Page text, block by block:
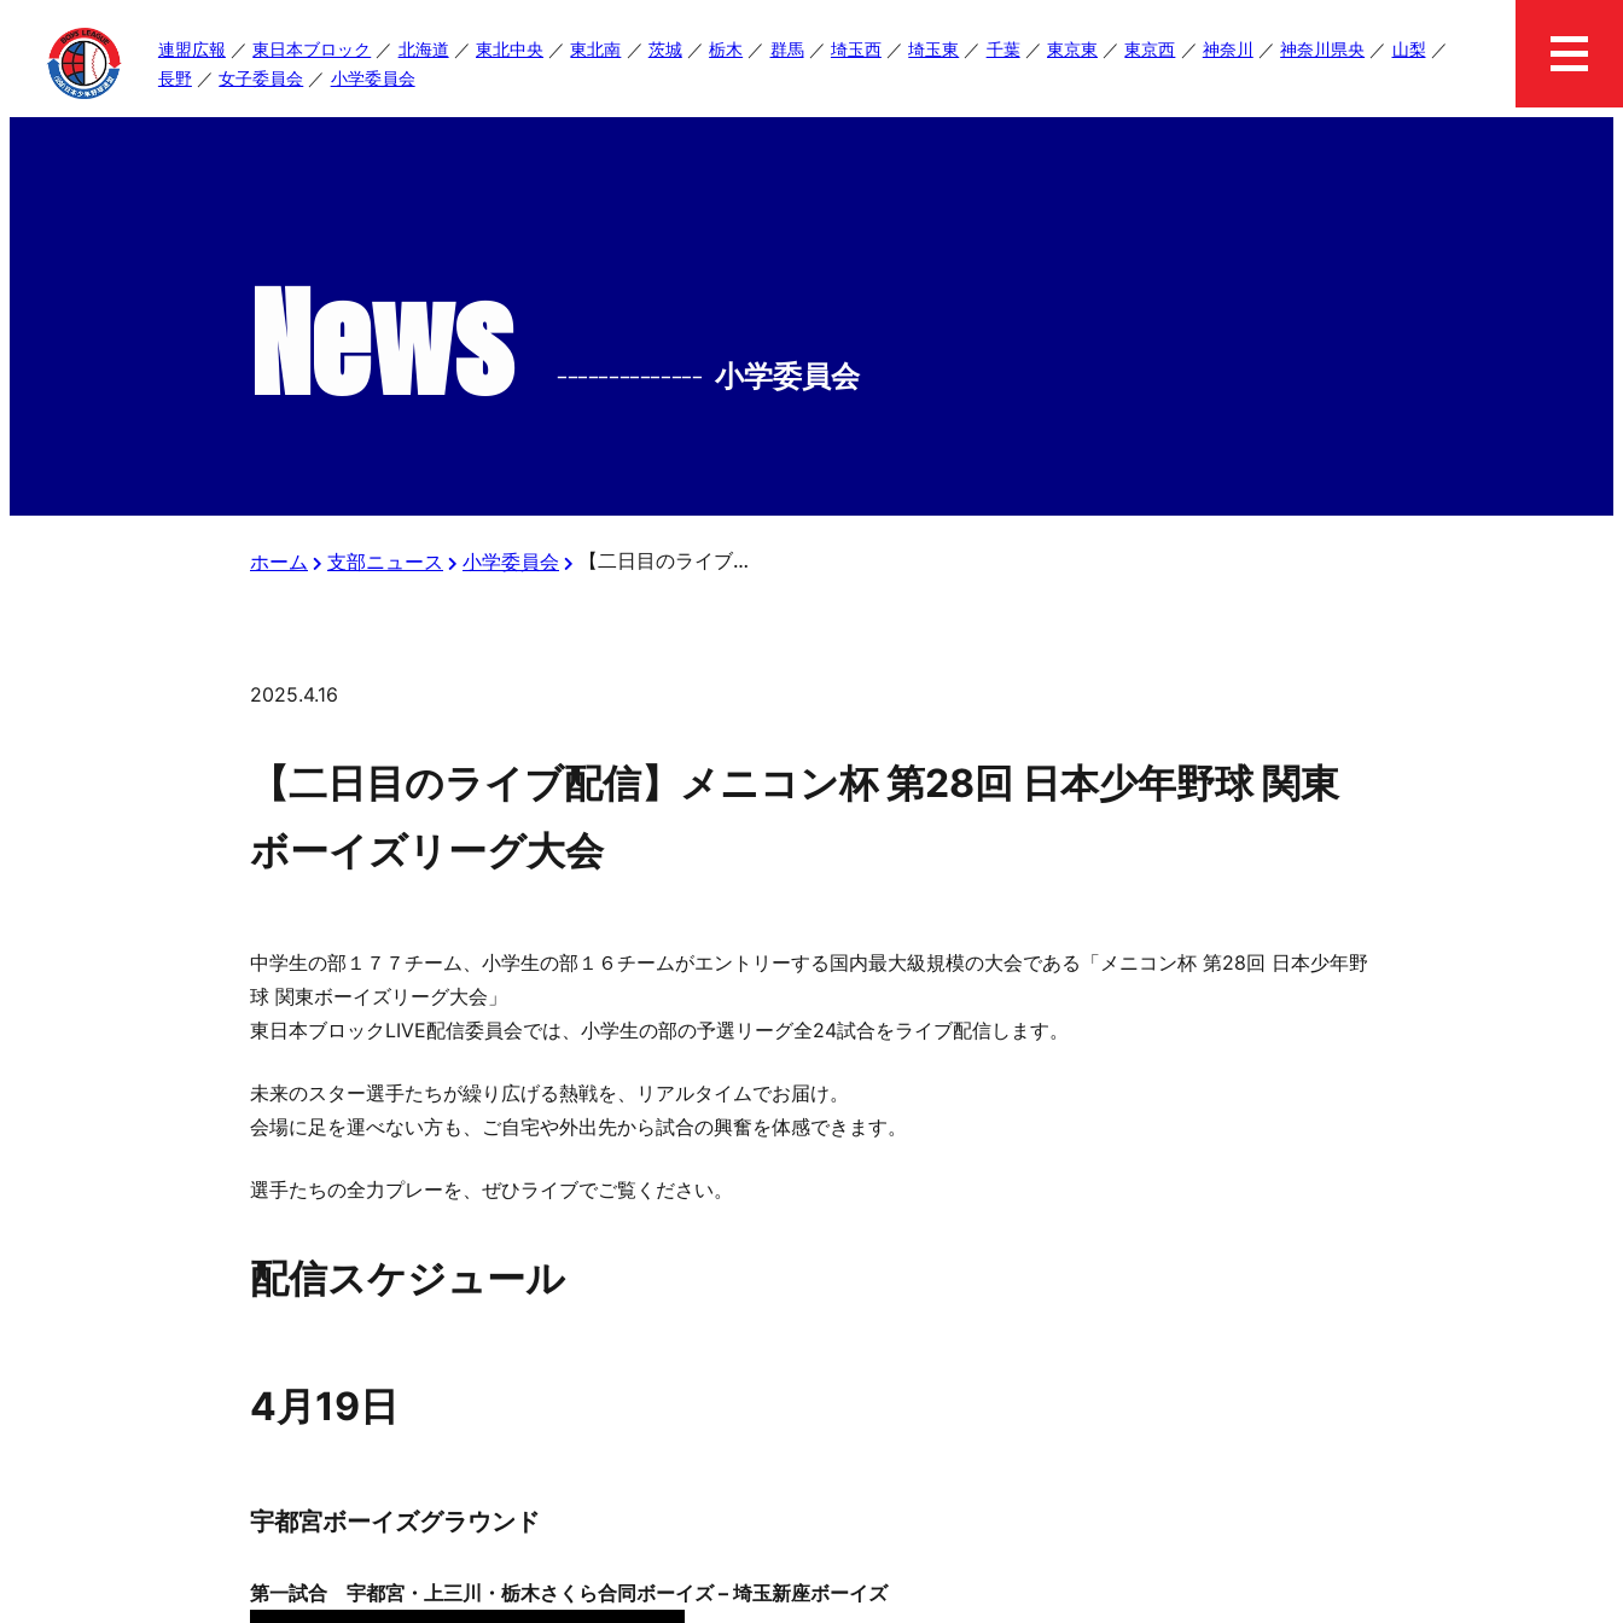
連盟広報 東日本ブロック 北海道 東北中央 東北南 茨城 栃木 群馬 埼玉西 埼玉東 千葉 東京東 東京西 神奈川 神奈川県央
山梨
長野
女子委員会 小学委員会
News -------------- 小学委員会
ホーム 支部ニュース 小学委員会 【二日目のライブ配信】メニコン杯 第28回 日本少年野球 関東ボーイズリーグ大会
2025.4.16
【二日目のライブ配信】メニコン杯 第28回 日本少年野球 関東
ボーイズリーグ大会
中学生の部１７７チーム、小学生の部１６チームがエントリーする国内最大級規模の大会である「メニコン杯 第28回 日本少年野
球 関東ボーイズリーグ大会」
東日本ブロックLIVE配信委員会では、小学生の部の予選リーグ全24試合をライブ配信します。
未来のスター選手たちが繰り広げる熱戦を、リアルタイムでお届け。
会場に足を運べない方も、ご自宅や外出先から試合の興奮を体感できます。
選手たちの全力プレーを、ぜひライブでご覧ください。
配信スケジュール
4月19日
宇都宮ボーイズグラウンド
第一試合 宇都宮・上三川・栃木さくら合同ボーイズ – 埼玉新座ボーイズ